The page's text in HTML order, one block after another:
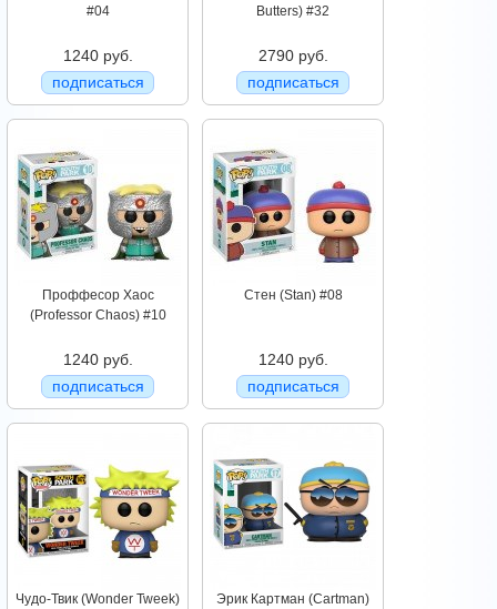
#04
1240 руб.
подписаться
Butters) #32
2790 руб.
подписаться
Проффесор Хаос
(Professor Chaos) #10
1240 руб.
подписаться
Стен (Stan) #08
1240 руб.
подписаться
Чудо-Твик (Wonder Tweek)
Эрик Картман (Cartman)